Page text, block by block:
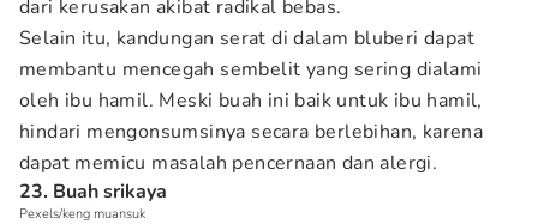
dari kerusakan akibat radikal bebas.
Selain itu, kandungan serat di dalam bluberi dapat
membantu mencegah sembelit yang sering dialami
oleh ibu hamil. Meski buah ini baik untuk ibu hamil,
hindari mengonsumsinya secara berlebihan, karena
dapat memicu masalah pencernaan dan alergi.
23. Buah srikaya
Pexels/keng muansuk